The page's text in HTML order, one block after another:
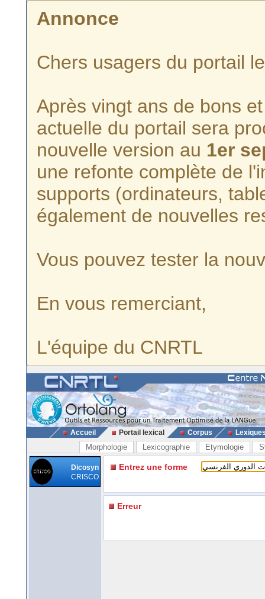
Annonce
Chers usagers du portail
Après vingt ans de bons
actuelle du portail sera
nouvelle version au 1er
une refonte complète de
supports (ordinateurs,
également de nouvelles
Vous pouvez tester la
En vous remerciant,
L'équipe du CNRTL
Accueil Portail lexical Corpus
Morphologie Lexicographie Etymologie
Dicosyn
CRISCO
Entrez une forme
Erreur